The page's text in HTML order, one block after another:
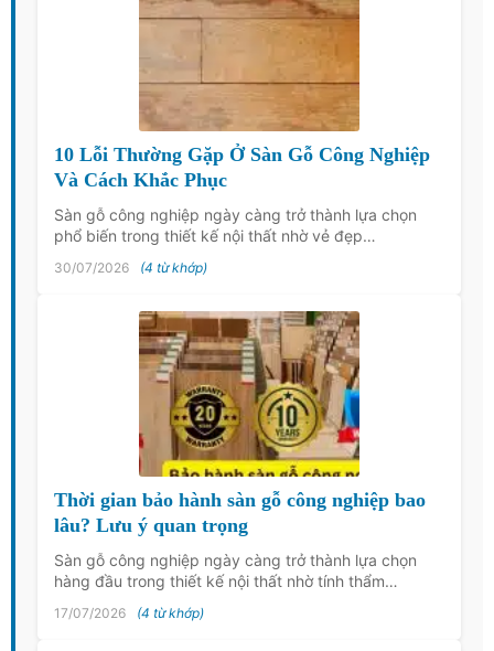
10 Lỗi Thường Gặp Ở Sàn Gỗ Công Nghiệp
Và Cách Khắc Phục
Sàn gỗ công nghiệp ngày càng trở thành lựa chọn
phổ biến trong thiết kế nội thất nhờ vẻ đẹp…
30/07/2026 (4 từ khớp)
Thời gian bảo hành sàn gỗ công nghiệp bao
lâu? Lưu ý quan trọng
Sàn gỗ công nghiệp ngày càng trở thành lựa chọn
hàng đầu trong thiết kế nội thất nhờ tính thẩm…
17/07/2026 (4 từ khớp)